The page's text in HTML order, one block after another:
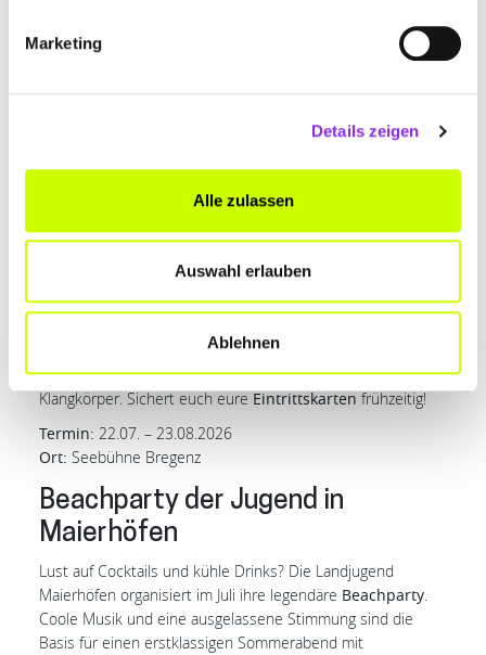
Marketing
Details zeigen
Alle zulassen
Auswahl erlauben
Ablehnen
veranschaulicht die elementare Bedeutung des “Weißen
Goldes” für unsere Region. Ein historisches Spektakel, das
Seebühne in Bregenzstatt. Von Juli bis
August genießt ihr die Oper „La Traviata“ von Giuseppe Verdi
jährigen Bestehen gibt es ein besonderes Extra: Die Bühne
selbst wird beim „Sing along am See“ zum riesigen
Klangkörper. Sichert euch eureEintrittskartenfrühzeitig!
Termin: 22.07. – 23.08.2026
Ort: Seebühne Bregenz
Beachparty der Jugend in
Maierhöfen
Lust auf Cocktails und kühle Drinks? Die Landjugend
Maierhöfen organisiert im Juli ihre legendäre Beachparty.
Coole Musik und eine ausgelassene Stimmung sind die
Basis für einen erstklassigen Sommerabend mit